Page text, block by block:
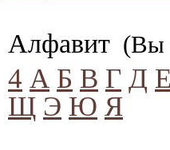
Алфавит (Вы
4 А Б В Г Д
Щ Э Ю Я